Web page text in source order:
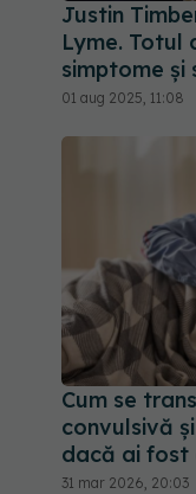
Justin
Lyme. Totul
simptome și
01 aug 2025, 11:08
Cum se
convulsivă
dacă ai fost
31 mar 2026, 20:03